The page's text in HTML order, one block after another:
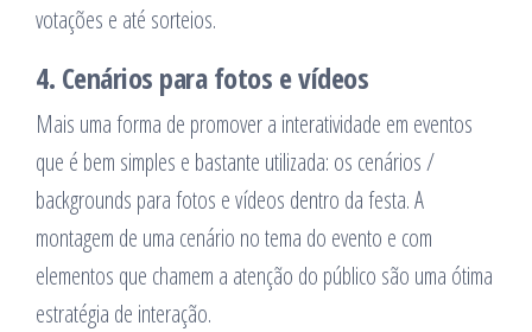
votações e até sorteios.
4. Cenários para fotos e vídeos
Mais uma forma de promover a interatividade em eventos
que é bem simples e bastante utilizada: os cenários /
backgrounds para fotos e vídeos dentro da festa. A
montagem de uma cenário no tema do evento e com
elementos que chamem a atenção do público são uma ótima
estratégia de interação.